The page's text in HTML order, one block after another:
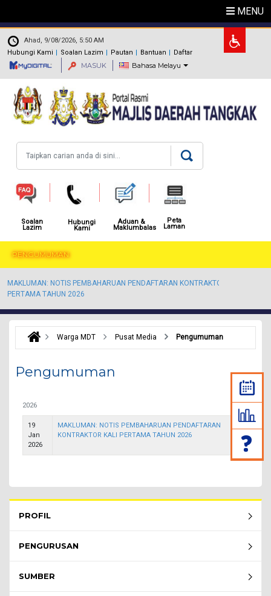
MENU
.
Ahad, 9/08/2026, 5:50 AM
Hubungi Kami
Soalan Lazim Pautan Bantuan Daftar
MASUK Bahasa Melayu
Soalan
Lazim
Hubungi
Kami
Aduan &
Maklumbalas
Peta
Laman
PENGUMUMAN
MAKLUMAN: NOTIS PEMBAHARUAN PENDAFTARAN KONTRAKTOR KALI
PERTAMA TAHUN 2026
Warga MDT Pusat Media Pengumuman
Pengumuman
2026
19
Jan
2026
MAKLUMAN: NOTIS PEMBAHARUAN PENDAFTARAN
KONTRAKTOR KALI PERTAMA TAHUN 2026
PROFIL
PENGURUSAN
SUMBER